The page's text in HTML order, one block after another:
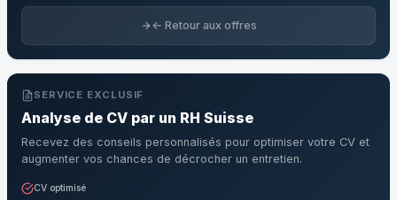
← Retour aux offres
SERVICE EXCLUSIF
Analyse de CV par un RH Suisse
Recevez des conseils personnalisés pour optimiser votre CV et
augmenter vos chances de décrocher un entretien.
CV optimisé